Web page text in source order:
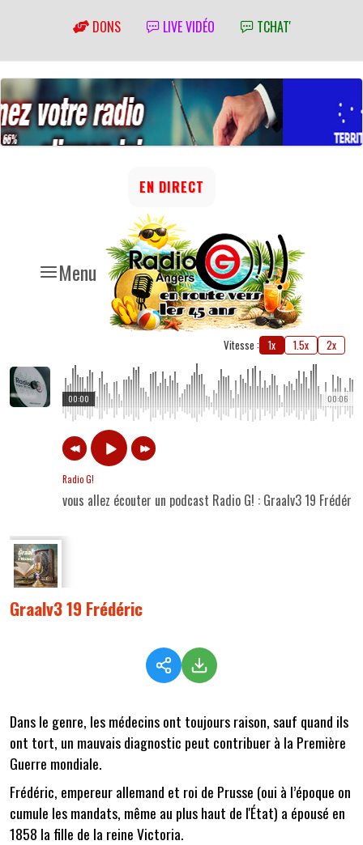
DONS LIVE VIDÉO TCHAT'
Menu
EN DIRECT
Vitesse : 1x 1.5x 2x
00:06
00:00
Radio G!
vous allez écouter un podcast Radio G! : Graalv3 19 Frédéric
Graalv3 19 Frédéric
Dans le genre, les médecins ont toujours raison, sauf quand ils
ont tort, un mauvais diagnostic peut contribuer à la Première
Guerre mondiale.
Frédéric, empereur allemand et roi de Prusse (oui à l’époque on
cumule les mandats, même au plus haut de l'État) a épousé en
1858 la fille de la reine Victoria.